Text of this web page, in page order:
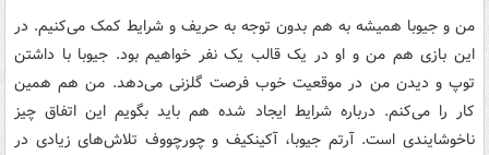
من و جیوبا همیشه به هم بدون توجه به حریف و شرایط کمک می‌کنیم. در
این بازی هم من و او در یک قالب یک نفر خواهیم بود. جیوبا با داشتن
توپ و دیدن من در موقعیت خوب فرصت گلزنی می‌دهد. من هم همین
کار را می‌کنم. درباره شرایط ایجاد شده هم باید بگویم این اتفاق چیز
ناخوشایندی است. آرتم جیوبا، آکینکیف و چورچووف تلاش‌های زیادی در